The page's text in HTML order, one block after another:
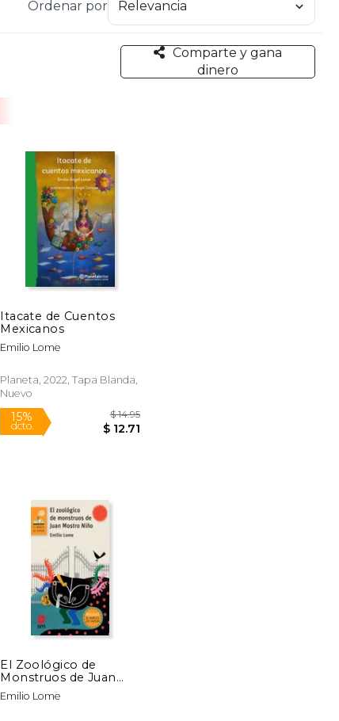
la imaginación en los jóvenes lectores.
Ordenar por
Comparte y gana
dinero
$ 17.95
$ 13.37
Itacate de Cuentos
Mexicanos
Emilio Lome
Planeta, 2022, Tapa Blanda,
Nuevo
15%
dcto.
El Zoológico de
Monstruos de Juan
Mostro Niño
Emilio Lome